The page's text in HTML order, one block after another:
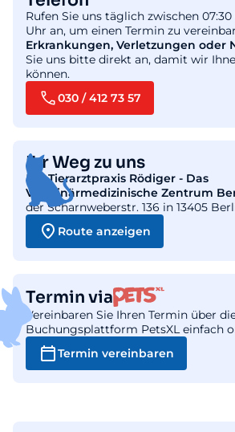
Rufen Sie uns täglich zwischen
Uhr an, um einen Termin zu
Erkrankungen, Verletzungen oder
Sie uns bitte direkt an, damit wir
können.
030 / 412 73 57
Ihr Weg zu uns
DieTierarztpraxis Rödiger - Das
Veterinärmedizinische Zentrum
der Scharnweberstr. 136 in 13405
Route anzeigen
Termin via
Vereinbaren Sie Ihren Termin über
Buchungsplattform PetsXL einfach
Termin vereinbaren